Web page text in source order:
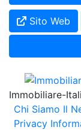
Sito Web
Immobiliare-
Chi Siamo Il
Privacy